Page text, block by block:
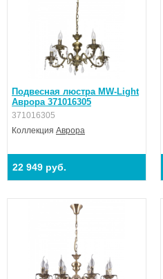
Подвесная люстра MW-Light
Аврора 371016305
371016305
Коллекция Аврора
22 949 руб.